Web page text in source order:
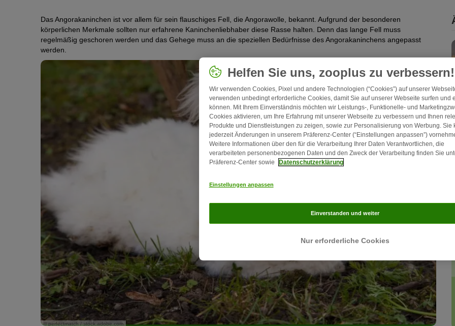
Das Angorakaninchen ist vor allem für sein flauschiges Fell, die Angorawolle, bekannt. Aufgrund der besonderen
körperlichen Merkmale sollten nur erfahrene Kaninchenliebhaber diese Rasse halten. Denn das lange Fell muss
regelmäßig geschoren werden und das Gehege muss an die speziellen Bedürfnisse des Angorakaninchens angepasst
werden.
© perfectmatch / stock.adobe.com
Helfen Sie uns, zooplus zu verbessern!
Wir verwenden Cookies, Pixel und andere Technologien (“Cookies”) auf unserer
verwenden unbedingt erforderliche Cookies, damit Sie auf unserer Webseite surfen und
können. Mit Ihrem Einverständnis möchten wir Leistungs-, Funktionelle- und
Cookies aktivieren, um Ihre Erfahrung mit unserer Webseite zu verbessern und Ihnen
Produkte und Dienstleistungen zu zeigen, sowie zur Personalisierung von Werbung. Sie
jederzeit Änderungen in unserem Präferenz-Center (“Einstellungen anpassen”)
Weitere Informationen über den für die Verarbeitung Ihrer Daten Verantwortlichen, die
verarbeiteten personenbezogenen Daten und den Zweck der Verarbeitung finden Sie
Präferenz-Center sowie
Datenschutzerklärung
Einstellungen anpassen
Nur erforderliche Cookies
Einverstanden und weiter